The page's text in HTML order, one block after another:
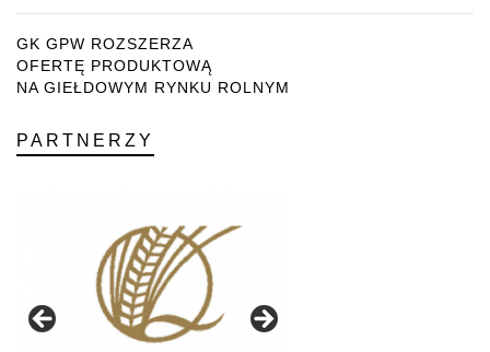
GK GPW ROZSZERZA
OFERTĘ PRODUKTOWĄ
NA GIEŁDOWYM RYNKU ROLNYM
PARTNERZY